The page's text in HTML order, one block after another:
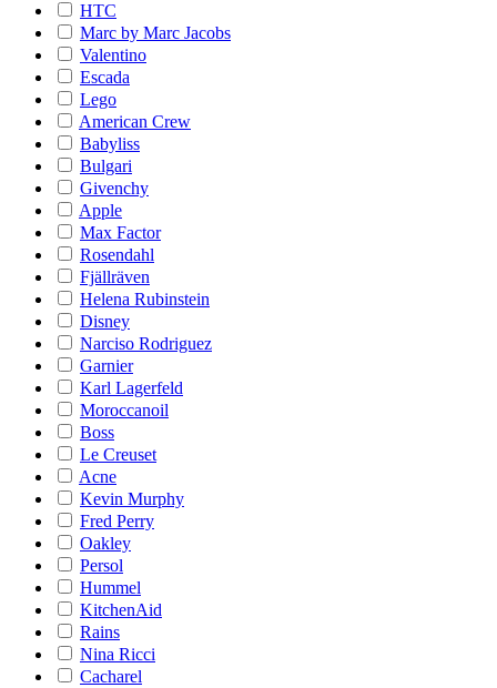
HTC
Marc by Marc Jacobs
Valentino
Escada
Lego
American Crew
Babyliss
Bulgari
Givenchy
Apple
Max Factor
Rosendahl
Fjällräven
Helena Rubinstein
Disney
Narciso Rodriguez
Garnier
Karl Lagerfeld
Moroccanoil
Boss
Le Creuset
Acne
Kevin Murphy
Fred Perry
Oakley
Persol
Hummel
KitchenAid
Rains
Nina Ricci
Cacharel